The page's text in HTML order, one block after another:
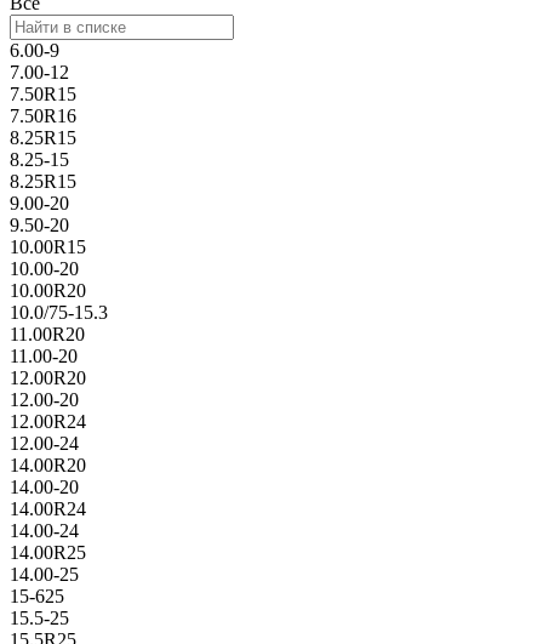
6.00-9
7.00-12
7.50R15
7.50R16
8.25R15
8.25-15
8.25R15
9.00-20
9.50-20
10.00R15
10.00-20
10.00R20
10.0/75-15.3
11.00R20
11.00-20
12.00R20
12.00-20
12.00R24
12.00-24
14.00R20
14.00-20
14.00R24
14.00-24
14.00R25
14.00-25
15-625
15.5-25
15.5R25